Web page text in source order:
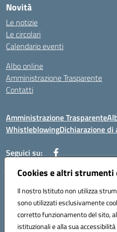
Cookies e altri
Il nostro Istituto non utilizza
sono utilizzati esclusivamente
corretto funzionamento del sito,
istituzionali e alla sua
Novità
Le notizie
Le circolari
Calendario eventi
Albo online
Amministrazione Trasparente
Contatti
Amministrazione Trasparente
WhistleblowingDichiarazione
Seguici su:
Telefono: 0881814875
Mail: fgic86100g@istruzione.it PEC:
Codice univoco ufficio: UF0Y26
Codice meccanografico: FGIC86100G
Codice fiscale: 80030630711